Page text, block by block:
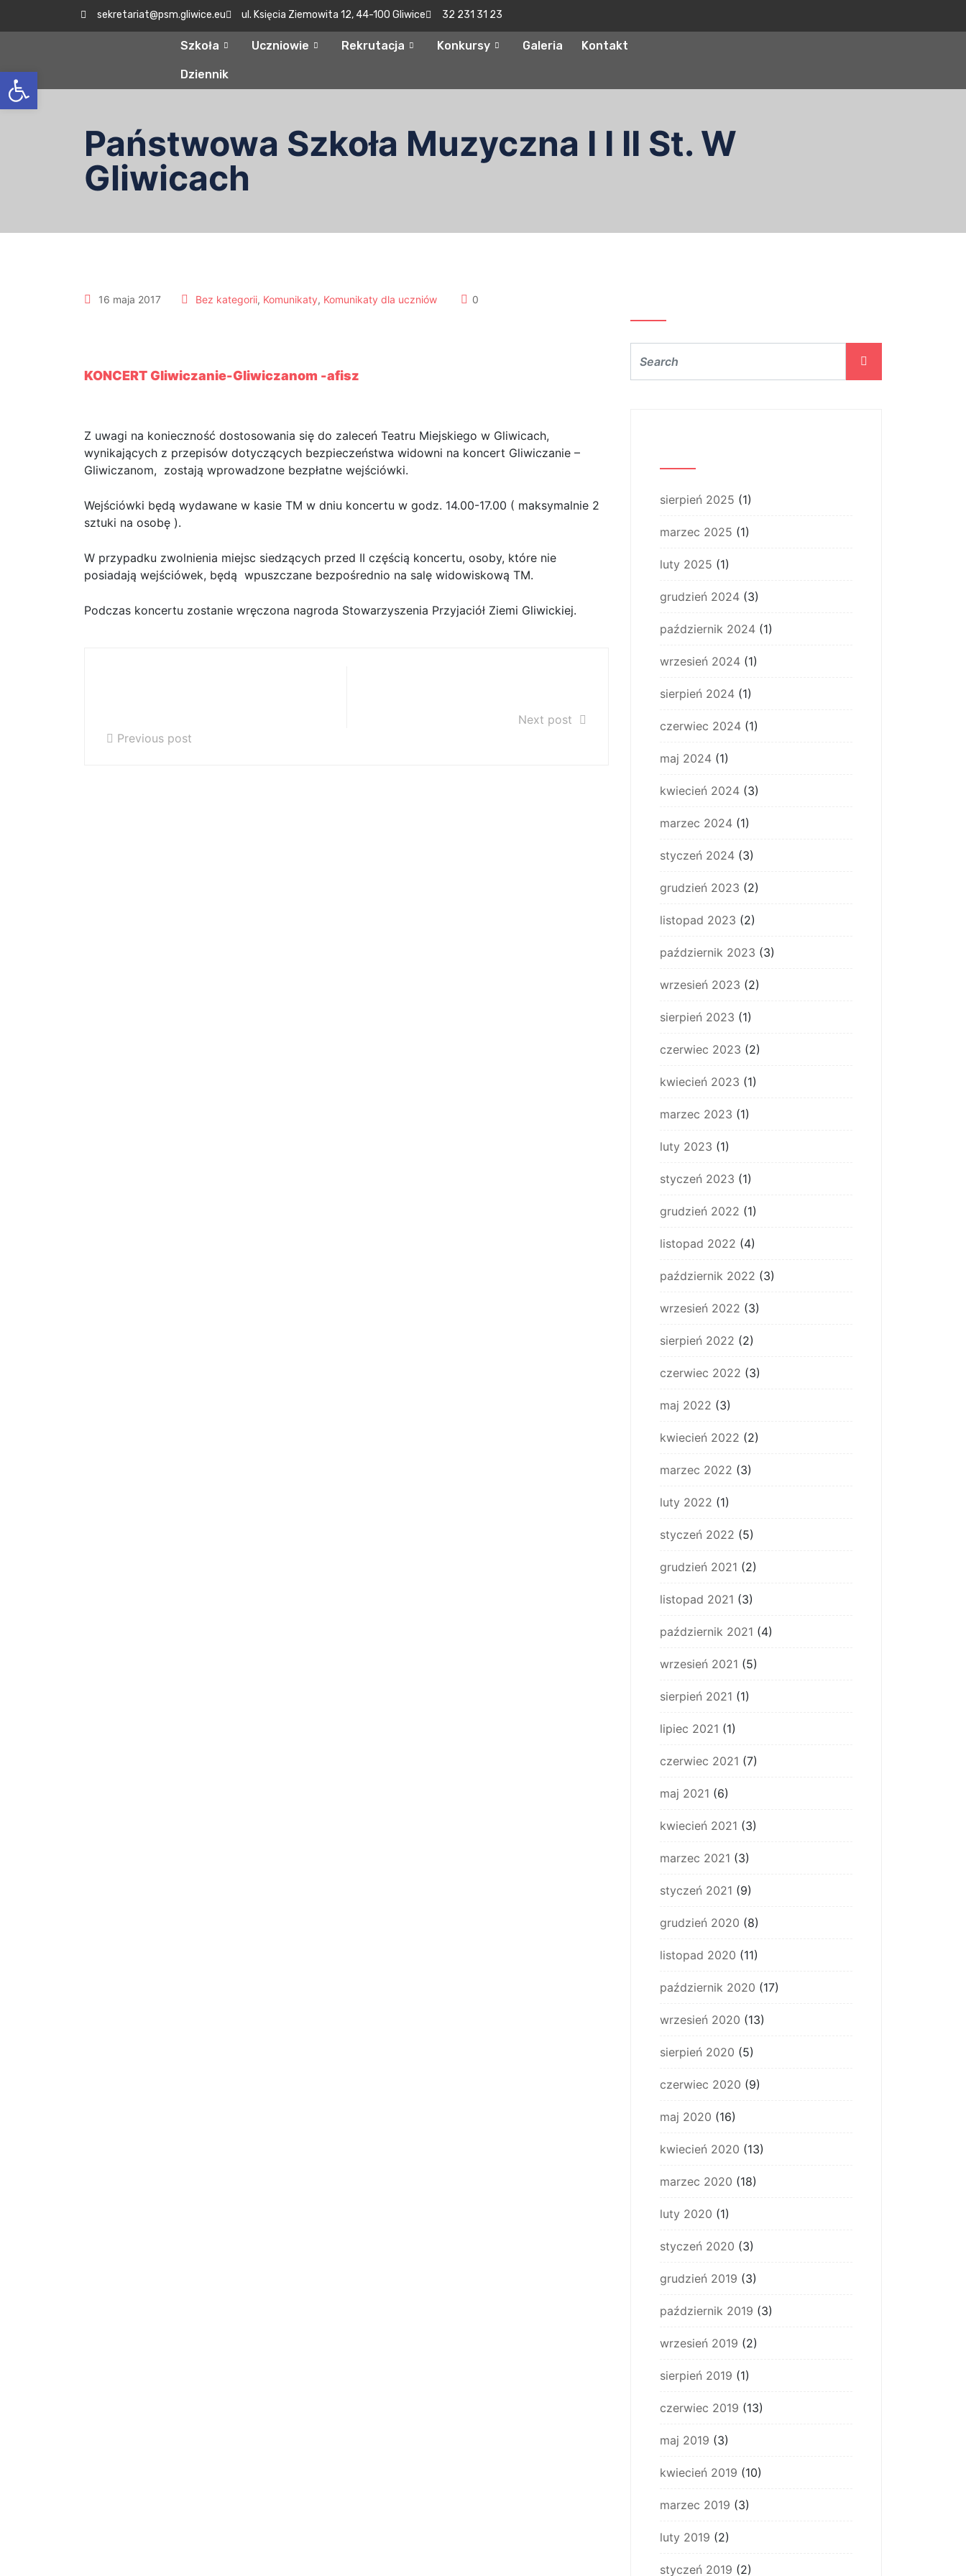
Otwórz pasek narzędzi
sekretariat@psm.gliwice.eu ul. Księcia Ziemowita 12, 44-100 Gliwice 32 231 31 23
Szkoła Uczniowie Rekrutacja Konkursy Galeria Kontakt
Dziennik
Państwowa Szkoła Muzyczna I I II St. W
Gliwicach
16 maja 2017 Bez kategorii, Komunikaty, Komunikaty dla uczniów 0
KONCERT Gliwiczanie-Gliwiczanom -afisz
Z uwagi na konieczność dostosowania się do zaleceń Teatru Miejskiego w Gliwicach,
wynikających z przepisów dotyczących bezpieczeństwa widowni na koncert Gliwiczanie –
Gliwiczanom, zostają wprowadzone bezpłatne wejściówki.
Wejściówki będą wydawane w kasie TM w dniu koncertu w godz. 14.00-17.00 ( maksymalnie 2
sztuki na osobę ).
W przypadku zwolnienia miejsc siedzących przed II częścią koncertu, osoby, które nie
posiadają wejściówek, będą wpuszczane bezpośrednio na salę widowiskową TM.
Podczas koncertu zostanie wręczona nagroda Stowarzyszenia Przyjaciół Ziemi Gliwickiej.
Previous post
Next post
sierpień 2025 (1)
marzec 2025 (1)
luty 2025 (1)
grudzień 2024 (3)
październik 2024 (1)
wrzesień 2024 (1)
sierpień 2024 (1)
czerwiec 2024 (1)
maj 2024 (1)
kwiecień 2024 (3)
marzec 2024 (1)
styczeń 2024 (3)
grudzień 2023 (2)
listopad 2023 (2)
październik 2023 (3)
wrzesień 2023 (2)
sierpień 2023 (1)
czerwiec 2023 (2)
kwiecień 2023 (1)
marzec 2023 (1)
luty 2023 (1)
styczeń 2023 (1)
grudzień 2022 (1)
listopad 2022 (4)
październik 2022 (3)
wrzesień 2022 (3)
sierpień 2022 (2)
czerwiec 2022 (3)
maj 2022 (3)
kwiecień 2022 (2)
marzec 2022 (3)
luty 2022 (1)
styczeń 2022 (5)
grudzień 2021 (2)
listopad 2021 (3)
październik 2021 (4)
wrzesień 2021 (5)
sierpień 2021 (1)
lipiec 2021 (1)
czerwiec 2021 (7)
maj 2021 (6)
kwiecień 2021 (3)
marzec 2021 (3)
styczeń 2021 (9)
grudzień 2020 (8)
listopad 2020 (11)
październik 2020 (17)
wrzesień 2020 (13)
sierpień 2020 (5)
czerwiec 2020 (9)
maj 2020 (16)
kwiecień 2020 (13)
marzec 2020 (18)
luty 2020 (1)
styczeń 2020 (3)
grudzień 2019 (3)
październik 2019 (3)
wrzesień 2019 (2)
sierpień 2019 (1)
czerwiec 2019 (13)
maj 2019 (3)
kwiecień 2019 (10)
marzec 2019 (3)
luty 2019 (2)
styczeń 2019 (2)